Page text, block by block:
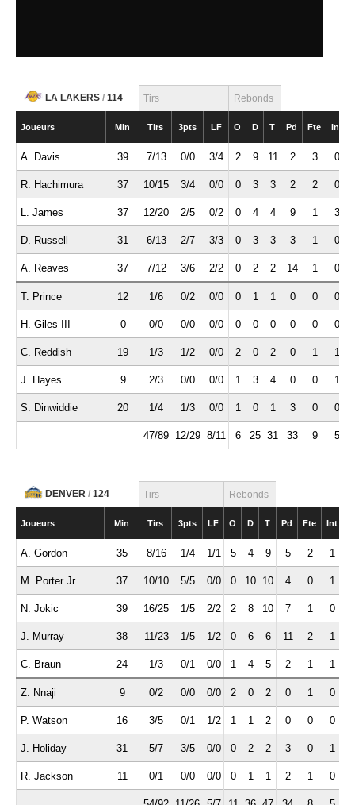
LA LAKERS / 114 Tirs Rebonds
Joueurs Min Tirs 3pts LF O D T Pd Fte Int
A. Davis 39 7/13 0/0 3/4 2 9 11 2 3 0
R. Hachimura 37 10/15 3/4 0/0 0 3 3 2 2 0
L. James 37 12/20 2/5 0/2 0 4 4 9 1 3
D. Russell 31 6/13 2/7 3/3 0 3 3 3 1 0
A. Reaves 37 7/12 3/6 2/2 0 2 2 14 1 0
T. Prince 12 1/6 0/2 0/0 0 1 1 0 0 0
H. Giles III 0 0/0 0/0 0/0 0 0 0 0 0 0
C. Reddish 19 1/3 1/2 0/0 2 0 2 0 1 1
J. Hayes 9 2/3 0/0 0/0 1 3 4 0 0 1
S. Dinwiddie 20 1/4 1/3 0/0 1 0 1 3 0 0
47/89 12/29 8/11 6 25 31 33 9 5
DENVER / 124 Tirs Rebonds
Joueurs Min Tirs 3pts LF O D T Pd Fte Int
A. Gordon 35 8/16 1/4 1/1 5 4 9 5 2 1
M. Porter Jr. 37 10/10 5/5 0/0 0 10 10 4 0 1
N. Jokic 39 16/25 1/5 2/2 2 8 10 7 1 0
J. Murray 38 11/23 1/5 1/2 0 6 6 11 2 1
C. Braun 24 1/3 0/1 0/0 1 4 5 2 1 1
Z. Nnaji 9 0/2 0/0 0/0 2 0 2 0 1 0
P. Watson 16 3/5 0/1 1/2 1 1 2 0 0 0
J. Holiday 31 5/7 3/5 0/0 0 2 2 3 0 1
R. Jackson 11 0/1 0/0 0/0 0 1 1 2 1 0